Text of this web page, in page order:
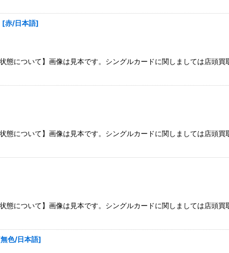
[赤/日本語]
について】画像は見本です。シングルカードに関しましては店頭
について】画像は見本です。シングルカードに関しましては店頭
について】画像は見本です。シングルカードに関しましては店頭
無色/日本語]